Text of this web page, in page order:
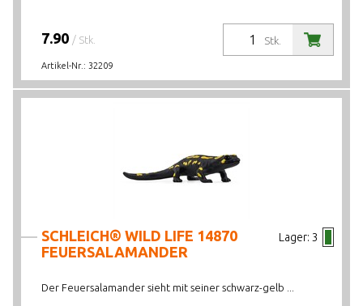
Stk.
7.90 / Stk.
Artikel-Nr.: 32209
Lager: 3
SCHLEICH® WILD LIFE 14870
FEUERSALAMANDER
Der Feuersalamander sieht mit seiner schwarz-gelb ...